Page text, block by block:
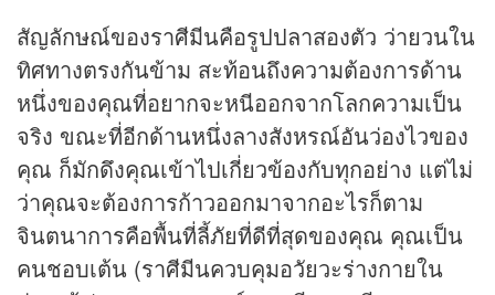
สัญลักษณ์ของราศีมีนคือรูปปลาสองตัว ว่ายวนใน
ทิศทางตรงกันข้าม สะท้อนถึงความต้องการด้าน
หนึ่งของคุณที่อยากจะหนีออกจากโลกความเป็น
จริง ขณะที่อีกด้านหนึ่งลางสังหรณ์อันว่องไวของ
คุณ ก็มักดึงคุณเข้าไปเกี่ยวข้องกับทุกอย่าง แต่ไม่
ว่าคุณจะต้องการก้าวออกมาจากอะไรก็ตาม
จินตนาการคือพื้นที่ลี้ภัยที่ดีที่สุดของคุณ คุณเป็น
คนชอบเต้น (ราศีมีนควบคุมอวัยวะร่างกายใน